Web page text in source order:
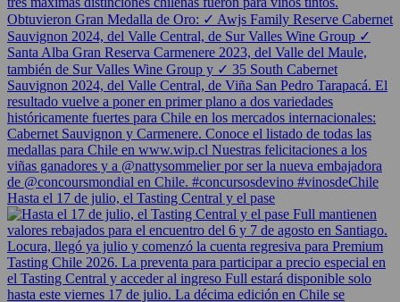
Hasta el 17 de julio, el Tasting Central y el pase